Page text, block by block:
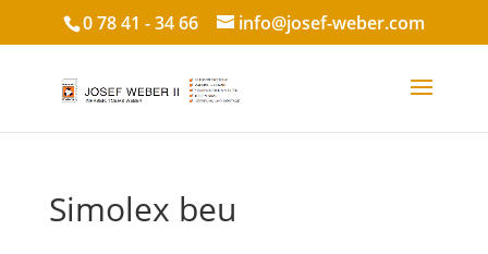
0 78 41 - 34 66 info@josef-weber.com
Simolex beu